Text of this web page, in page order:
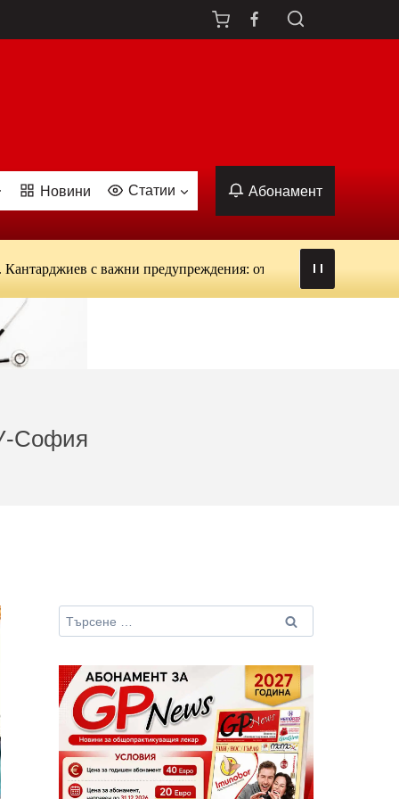
Новини Статии Абонамент
с важни предупреждения: от вируси и ухапвания от
София
Търсене
за: